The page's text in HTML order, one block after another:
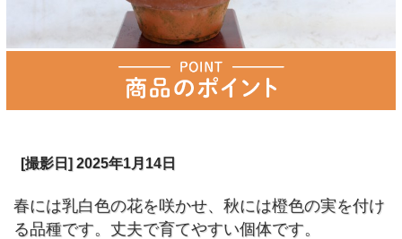
[撮影日] 2025年1月14日
春には乳白色の花を咲かせ、秋には橙色の実を付け
る品種です。丈夫で育てやすい個体です。